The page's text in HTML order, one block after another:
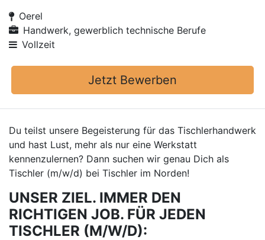
Oerel
Handwerk, gewerblich technische Berufe
Vollzeit
Jetzt Bewerben
Du teilst unsere Begeisterung für das Tischlerhandwerk
und hast Lust, mehr als nur eine Werkstatt
kennenzulernen? Dann suchen wir genau Dich als
Tischler (m/w/d) bei Tischler im Norden!
UNSER ZIEL. IMMER DEN
RICHTIGEN JOB. FÜR JEDEN
TISCHLER (M/W/D):